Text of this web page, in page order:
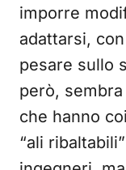
imporre
adattarsi,
pesare sullo
però,
che hanno
“ali